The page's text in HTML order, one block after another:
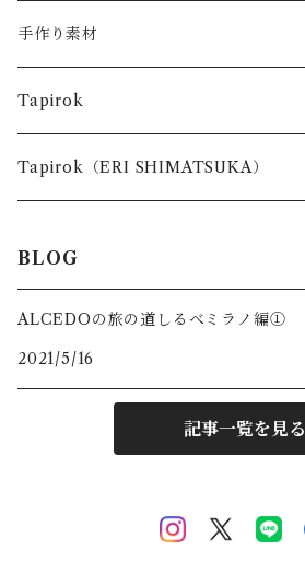
キッズ
台所で使う道具
お出かけの時に使う道具
手作り素材
Tapirok
Tapirok（ERI SHIMATSUKA）
BLOG
ALCEDOの旅の道しるべミラノ編①
2021/5/16
記事一覧を見る